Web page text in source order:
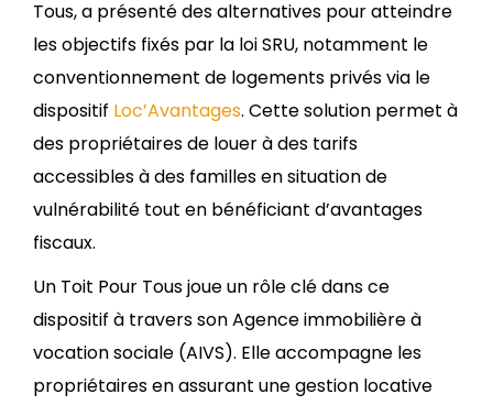
Tous, a présenté des alternatives pour atteindre
les objectifs fixés par la loi SRU, notamment le
conventionnement de logements privés via le
dispositif Loc’Avantages. Cette solution permet à
des propriétaires de louer à des tarifs
accessibles à des familles en situation de
vulnérabilité tout en bénéficiant d’avantages
fiscaux.
Un Toit Pour Tous joue un rôle clé dans ce
dispositif à travers son Agence immobilière à
vocation sociale (AIVS). Elle accompagne les
propriétaires en assurant une gestion locative